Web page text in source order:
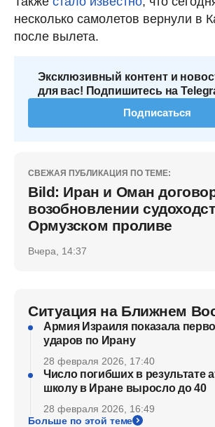
несколько самолетов вернули в
после вылета.
Эксклюзивный контент и
для вас! Подпишитесь на
Подписаться
СВЕЖАЯ ПУБЛИКАЦИЯ ПО ТЕМЕ:
Bild: Иран и Оман
возобновлении
Ормузском проливе
Вчера, 14:37
Ситуация на Ближнем
Армия Израиля показала
ударов по Ирану
28 февраля 2026, 17:40
Число погибших в результате
школу в Иране выросло до 40
28 февраля 2026, 16:49
Больше по этой теме